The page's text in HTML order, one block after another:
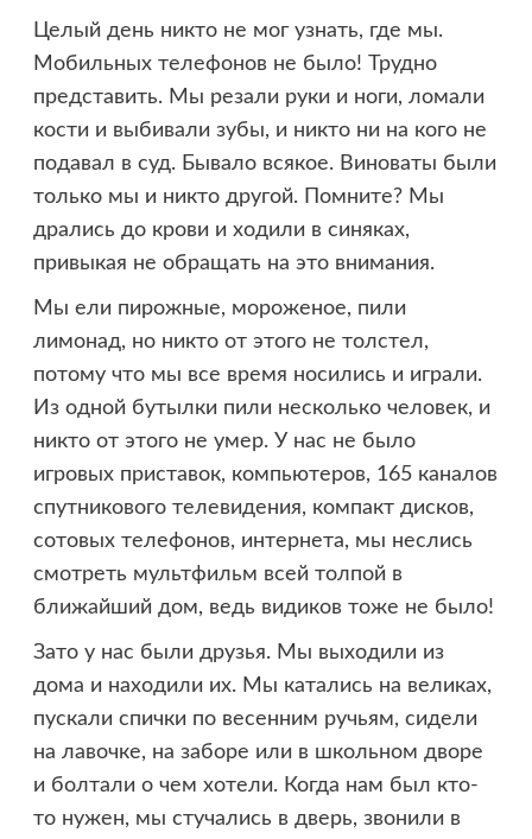
Целый день никто не мог узнать, где мы.
Мобильных телефонов не было! Трудно
представить. Мы резали руки и ноги, ломали
кости и выбивали зубы, и никто ни на кого не
подавал в суд. Бывало всякое. Виноваты были
только мы и никто другой. Помните? Мы
дрались до крови и ходили в синяках,
привыкая не обращать на это внимания.
Мы ели пирожные, мороженое, пили
лимонад, но никто от этого не толстел,
потому что мы все время носились и играли.
Из одной бутылки пили несколько человек, и
никто от этого не умер. У нас не было
игровых приставок, компьютеров, 165 каналов
спутникового телевидения, компакт дисков,
сотовых телефонов, интернета, мы неслись
смотреть мультфильм всей толпой в
ближайший дом, ведь видиков тоже не было!
Зато у нас были друзья. Мы выходили из
дома и находили их. Мы катались на великах,
пускали спички по весенним ручьям, сидели
на лавочке, на заборе или в школьном дворе
и болтали о чем хотели. Когда нам был кто-
то нужен, мы стучались в дверь, звонили в